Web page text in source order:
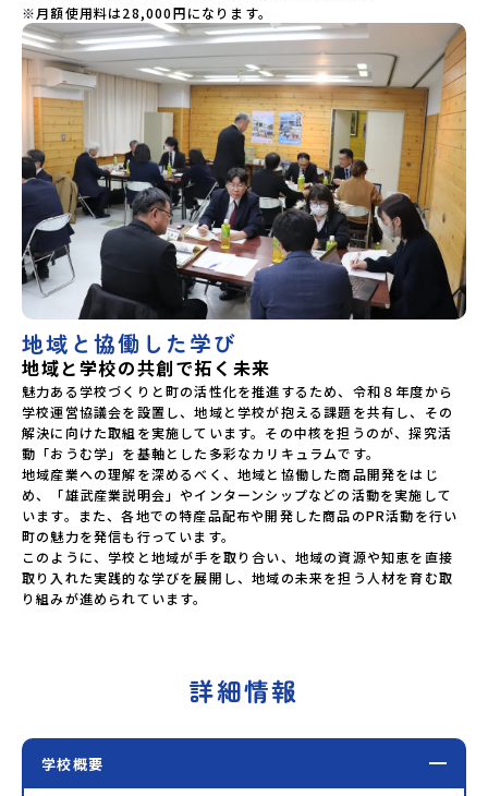
※月額使用料は28,000円になります。
地域と協働した学び
地域と学校の共創で拓く未来
魅力ある学校づくりと町の活性化を推進するため、令和８年度から
学校運営協議会を設置し、地域と学校が抱える課題を共有し、その
解決に向けた取組を実施しています。その中核を担うのが、探究活
動「おうむ学」を基軸とした多彩なカリキュラムです。
地域産業への理解を深めるべく、地域と協働した商品開発をはじ
め、「雄武産業説明会」やインターンシップなどの活動を実施して
います。また、各地での特産品配布や開発した商品のPR活動を行い
町の魅力を発信も行っています。
このように、学校と地域が手を取り合い、地域の資源や知恵を直接
取り入れた実践的な学びを展開し、地域の未来を担う人材を育む取
り組みが進められています。
詳細情報
学校概要